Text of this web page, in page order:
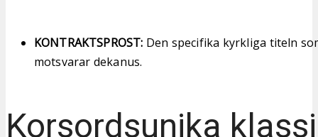
KONTRAKTSPROST: Den specifika kyrkliga titeln
motsvarar dekanus.
Korsordsunika